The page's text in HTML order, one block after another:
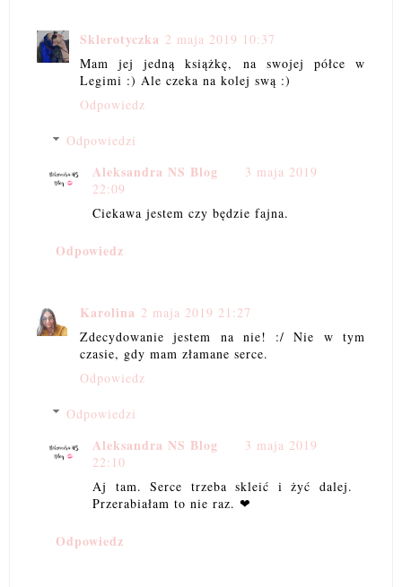
Sklerotyczka 2 maja 2019 10:37
Mam jej jedną książkę, na swojej półce w
Legimi :) Ale czeka na kolej swą :)
Odpowiedz
Odpowiedzi
Aleksandra NS Blog
3 maja 2019
22:09
Ciekawa jestem czy będzie fajna.
Odpowiedz
Karolina 2 maja 2019 21:27
Zdecydowanie jestem na nie! :/ Nie w tym
czasie, gdy mam złamane serce.
Odpowiedz
Odpowiedzi
Aleksandra NS Blog
3 maja 2019
22:10
Aj tam. Serce trzeba skleić i żyć dalej.
Przerabiałam to nie raz. ❤
Odpowiedz